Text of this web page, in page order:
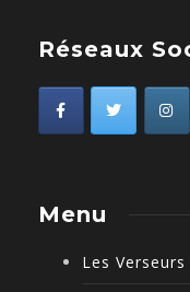
Réseaux
Menu
Les Verseurs